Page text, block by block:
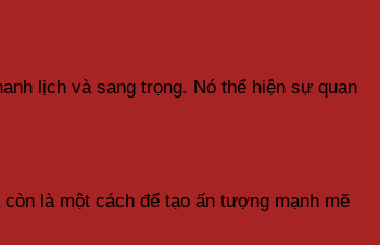
lịch và sang trọng. Nó thể hiện sự quan
là một cách để tạo ấn tượng mạnh mẽ